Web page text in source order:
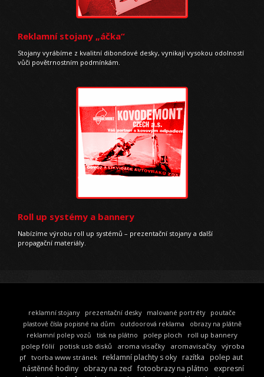
Reklamní stojany „áčka“
Stojany vyrábíme z kvalitní dibondové desky, vynikají vysokou odolností
vůči povětrnostním podmínkám.
Roll up systémy a bannery
Nabízíme výrobu roll up systémů – prezentační stojany a další
propagační materiály.
reklamní stojany prezentační desky malované portréty
poutače
plastové čísla popisné na dům
outdoorová reklama
obrazy na plátně
reklamní polep vozů
tisk na plátno polep ploch
roll up bannery
polep fólií
potisk usb disků aroma visačky aromavisačky výroba
pf tvorba www stránek reklamní plachty s oky razítka
polep aut
nástěnné hodiny
obrazy na zeď fotoobrazy na plátno
expresní